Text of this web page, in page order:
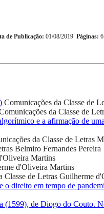
de Publicação: 01/08/2019 Páginas: 6
Comunicações da Classe de
da Classe de
e a afirmação de
da Classe de Letras
Belmiro Fernandes Pereira
Martins
d'Oliveira Martins
Classe de Letras Guilherme
o direito em tempo de
(1599), de Diogo do Couto.